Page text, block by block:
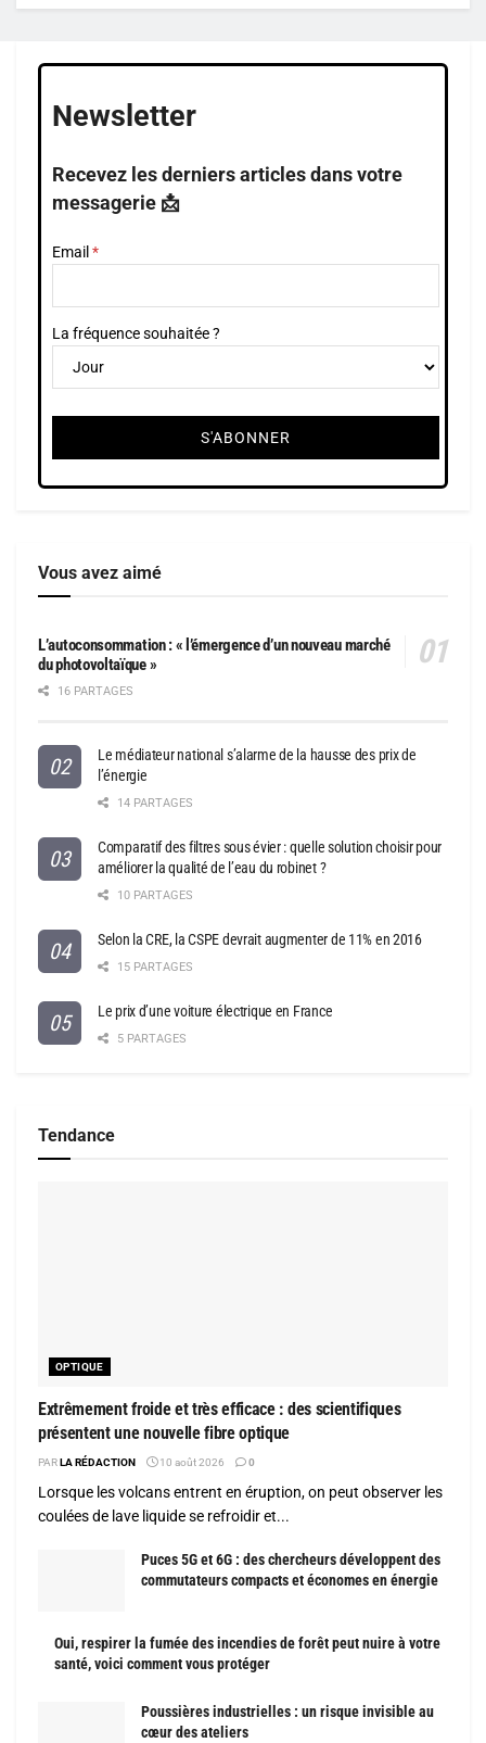
Newsletter
Recevez les derniers articles dans votre
messagerie 📩
Email
La fréquence souhaitée ?
Vous avez aimé
L’autoconsommation : « l’émergence d’un nouveau marché
du photovoltaïque »
16 PARTAGES
Le médiateur national s’alarme de la hausse des prix de
l’énergie
14 PARTAGES
Comparatif des filtres sous évier : quelle solution choisir pour
améliorer la qualité de l’eau du robinet ?
10 PARTAGES
Selon la CRE, la CSPE devrait augmenter de 11% en 2016
15 PARTAGES
Le prix d’une voiture électrique en France
5 PARTAGES
Tendance
OPTIQUE
Extrêmement froide et très efficace : des scientifiques
présentent une nouvelle fibre optique
PARLA RÉDACTION 10 août 2026 0
Lorsque les volcans entrent en éruption, on peut observer les
coulées de lave liquide se refroidir et...
Puces 5G et 6G : des chercheurs développent des
commutateurs compacts et économes en énergie
Oui, respirer la fumée des incendies de forêt peut nuire à votre
santé, voici comment vous protéger
Poussières industrielles : un risque invisible au
cœur des ateliers